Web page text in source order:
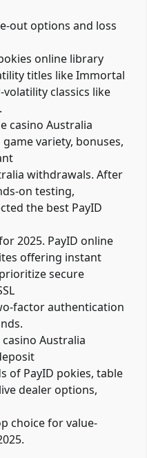
out options and loss
online library
titles like Immortal
volatility classics like
casino Australia
variety, bonuses,
withdrawals. After
on testing,
the best PayID
2025. PayID online
offering instant
secure
factor authentication
Australia
of PayID pokies, table
dealer options,
choice for value-